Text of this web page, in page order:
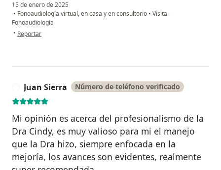
15 de enero de 2025
• Fonoaudiología virtual, en casa y en consultorio • Visita
Fonoaudiología
• en opinión del usuario Juliana
Reportar
Juan Sierra Número de teléfono verificado
Mi opinión es acerca del profesionalismo de la
Dra Cindy, es muy valioso para mi el manejo
que la Dra hizo, siempre enfocada en la
mejoría, los avances son evidentes, realmente